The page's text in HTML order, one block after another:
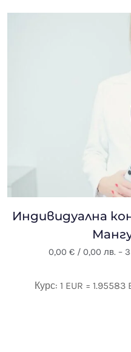
Индивидуална
0,00 €/ 0,00 лв. –
Курс: 1 EUR = 1.95583